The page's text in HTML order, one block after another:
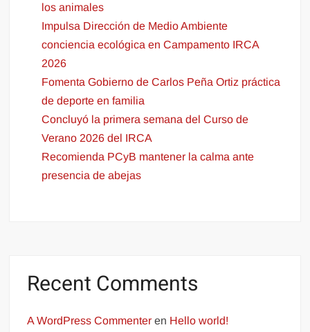
los animales
Impulsa Dirección de Medio Ambiente
conciencia ecológica en Campamento IRCA
2026
Fomenta Gobierno de Carlos Peña Ortiz práctica
de deporte en familia
Concluyó la primera semana del Curso de
Verano 2026 del IRCA
Recomienda PCyB mantener la calma ante
presencia de abejas
Recent Comments
A WordPress Commenter en Hello world!